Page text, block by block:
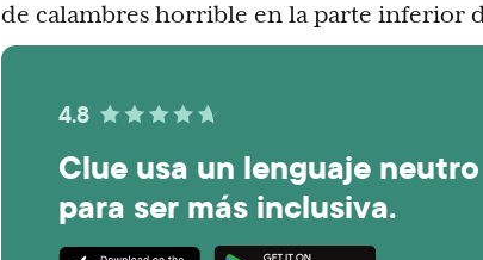
de calambres horrible en la parte inferior
4.8
Clue usa un lenguaje neutro
para ser más inclusiva.